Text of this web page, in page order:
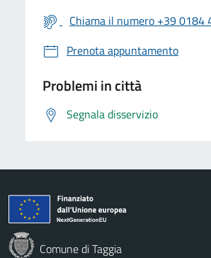
Chiama il numero +39 0184
Prenota appuntamento
Problemi in città
Segnala disservizio
Comune di Taggia